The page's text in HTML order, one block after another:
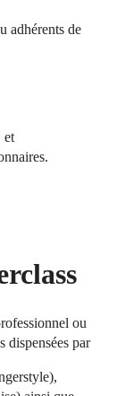
adhérents de
et
ou
dispensées par